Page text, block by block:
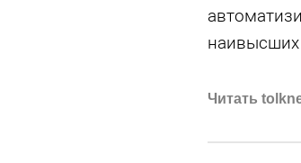
наивысших
Читать